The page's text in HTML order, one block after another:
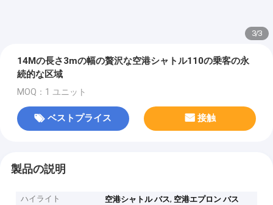
1/3
14Mの長さ3mの幅の贅沢な空港シャトル110の乗客の永
続的な区域
MOQ：1 ユニット
ベストプライス 接触
製品の説明
ハイライト 空港シャトル バス, 空港エプロン バス